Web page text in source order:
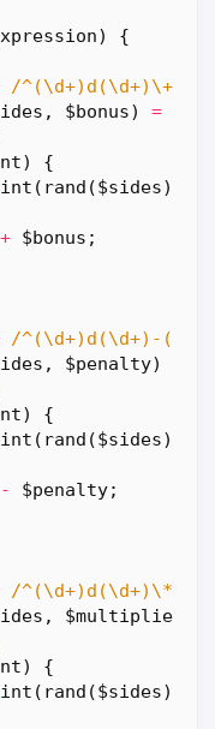
{
/
, $bonus) =
)
{
int ( rand ($sides))
+ $bonus ;
/^(\d+)d(\d+)-
, $penalty)
)
{
int ( rand ($sides))
- $penalty;
/
, $multiplier
)
{
int ( rand ($sides))